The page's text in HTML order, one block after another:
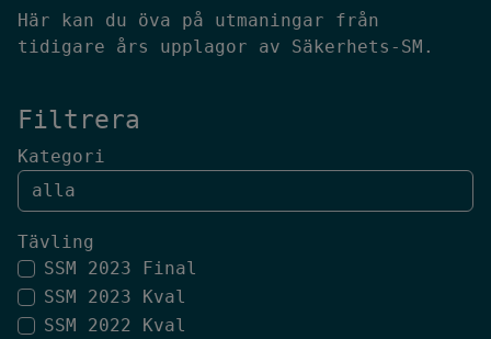
Här kan du öva på utmaningar från
tidigare års upplagor av Säkerhets-SM.
Filtrera
Kategori
Tävling
SSM 2023 Final
SSM 2023 Kval
SSM 2022 Kval